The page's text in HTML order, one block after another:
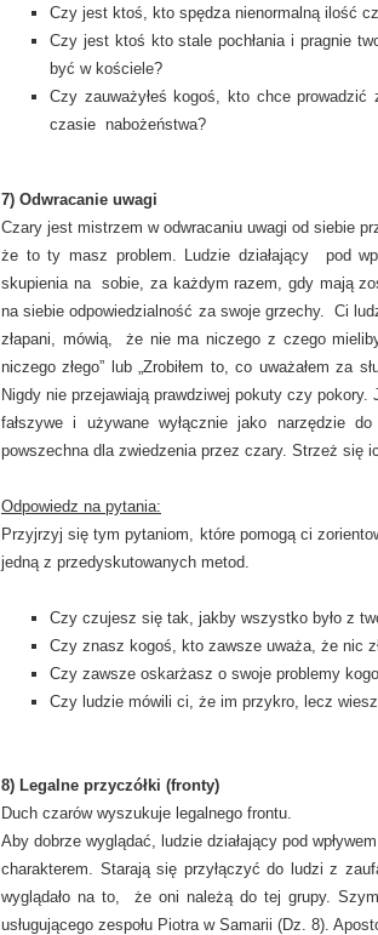
Czy jest ktoś, kto spędza nienormalną ilość
Czy jest ktoś kto stale pochłania i pragnie
być w kościele?
Czy zauważyłeś kogoś, kto chce prowadzić
czasie nabożeństwa?
7) Odwracanie uwagi
Czary jest mistrzem w odwracaniu uwagi od siebie
że to ty masz problem. Ludzie działający pod
skupienia na sobie, za każdym razem, gdy mają
na siebie odpowiedzialność za swoje grzechy. Ci
złapani, mówią, że nie ma niczego z czego
niczego złego” lub „Zrobiłem to, co uważałem za
Nigdy nie przejawiają prawdziwej pokuty czy
fałszywe i używane wyłącznie jako narzędzie
powszechna dla zwiedzenia przez czary. Strzeż się
Odpowiedz na pytania:
Przyjrzyj się tym pytaniom, które pomogą ci
jedną z przedyskutowanych metod.
Czy czujesz się tak, jakby wszystko było z
Czy znasz kogoś, kto zawsze uważa, że nic
Czy zawsze oskarżasz o swoje problemy
Czy ludzie mówili ci, że im przykro, lecz
8) Legalne przyczółki (fronty)
Duch czarów wyszukuje legalnego frontu.
Aby dobrze wyglądać, ludzie działający pod
charakterem. Starają się przyłączyć do ludzi z
wyglądało na to, że oni należą do tej grupy.
usługującego zespołu Piotra w Samarii (Dz. 8).